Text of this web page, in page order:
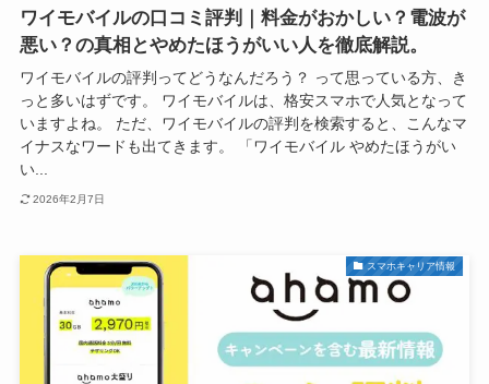
ワイモバイルの口コミ評判｜料金がおかしい？電波が
悪い？の真相とやめたほうがいい人を徹底解説。
ワイモバイルの評判ってどうなんだろう？ って思っている方、き
っと多いはずです。 ワイモバイルは、格安スマホで人気となって
いますよね。 ただ、ワイモバイルの評判を検索すると、こんなマ
イナスなワードも出てきます。 「ワイモバイル やめたほうがい
い...
2026年2月7日
スマホキャリア情報